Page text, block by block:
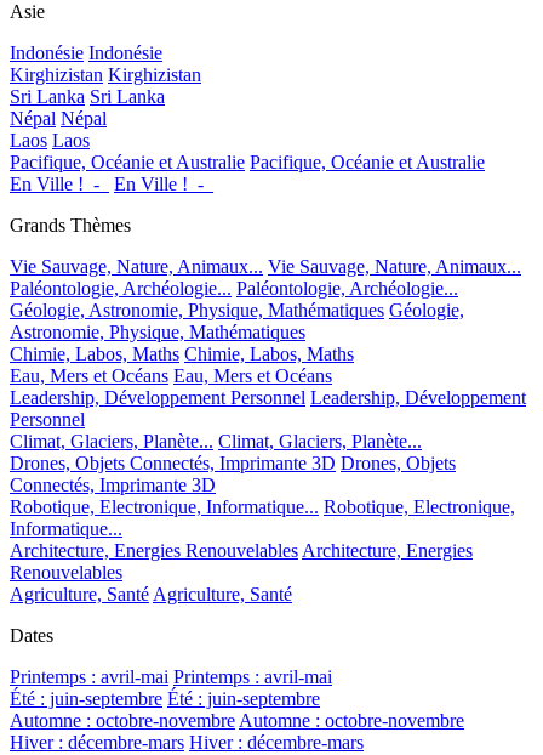
Asie
Indonésie Indonésie
Kirghizistan Kirghizistan
Sri Lanka Sri Lanka
Népal Népal
Laos Laos
Pacifique, Océanie et Australie Pacifique, Océanie et Australie
En Ville !_-_
En Ville !_-_
Grands Thèmes
Vie Sauvage, Nature, Animaux... Vie Sauvage, Nature, Animaux...
Paléontologie, Archéologie... Paléontologie, Archéologie...
Géologie, Astronomie, Physique, Mathématiques Géologie,
Astronomie, Physique, Mathématiques
Chimie, Labos, Maths Chimie, Labos, Maths
Eau, Mers et Océans Eau, Mers et Océans
Leadership, Développement Personnel Leadership, Développement
Personnel
Climat, Glaciers, Planète... Climat, Glaciers, Planète...
Drones, Objets Connectés, Imprimante 3D Drones, Objets
Connectés, Imprimante 3D
Robotique, Electronique, Informatique... Robotique, Electronique,
Informatique...
Architecture, Energies RenouvelablesArchitecture, Energies
Renouvelables
Agriculture, SantéAgriculture, Santé
Dates
Printemps : avril-mai Printemps : avril-mai
Été : juin-septembre Été : juin-septembre
Automne : octobre-novembreAutomne : octobre-novembre
Hiver : décembre-mars Hiver : décembre-mars